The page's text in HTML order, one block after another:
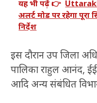
यह भी पढ़ें 👉
अलर्ट मोड पर रहेगा
निर्देश
इस दौरान उप जिला
पालिका राहुल आनंद, ईई
आदि अन्य संबंधित